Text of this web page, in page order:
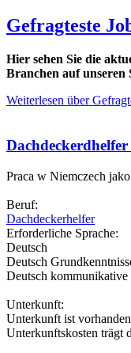
Gefragteste
Hier sehen Sie die
Branchen auf unseren
Weiterlesen über
Dachdeckerdhelfer
Praca w Niemczech
Beruf:
Dachdeckerhelfer
Erforderliche Sprache:
Deutsch
Deutsch
Deutsch kommunikative
Unterkunft:
Unterkunft ist
Unterkunftskosten trägt